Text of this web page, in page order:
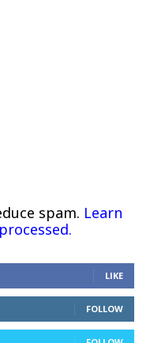
spam. Learn
LIKE
FOLLOW